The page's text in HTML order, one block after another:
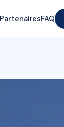
PartenairesFAQ